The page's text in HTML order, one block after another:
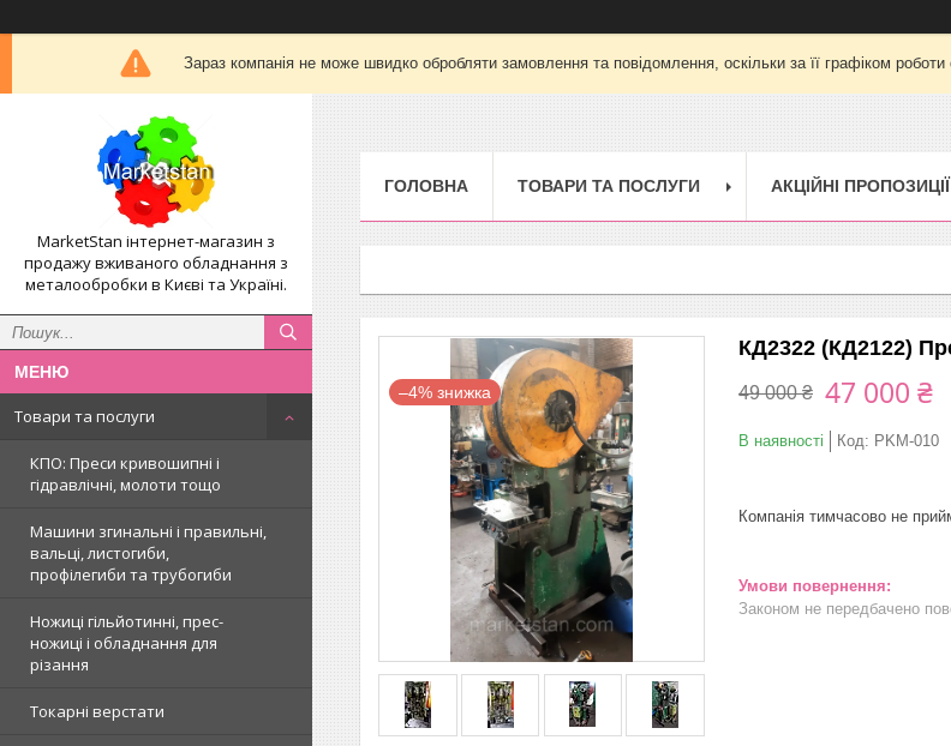
Зараз компанія не може швидко обробляти замовлення та повідомлення, оскільки за її графіком
MarketStan інтернет-магазин з
продажу вживаного обладнання з
металообробки в Києві та Україні.
Товари та послуги
КПО: Преси кривошипні і
гідравлічні, молоти тощо
Машини згинальні і правильні,
вальці, листогиби,
профілегиби та трубогиби
Ножиці гільйотинні, прес-
ножиці і обладнання для
різання
Токарні верстати
ГОЛОВНА ТОВАРИ ТА ПОСЛУГИ АКЦІЙНІ ПРОПОЗИЦІЇ
–4%
КД2322 (КД2122)
49 000 ₴ 47 000 ₴
В наявності Код: PKM-010
Компанія тимчасово не
Законом не передбачено